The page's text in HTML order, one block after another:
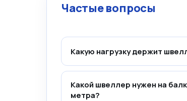
Частые вопросы
Какую нагрузку держит
Какой швеллер нужен на
метра?